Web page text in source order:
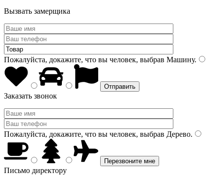
Вызвать замерщика
Пожалуйста, докажите, что вы человек, выбрав Машину.
Заказать звонок
Пожалуйста, докажите, что вы человек, выбрав Дерево.
Письмо директору